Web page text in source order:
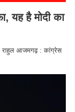
यह है मोदी का
- राहुल आजमगढ़ : कांग्रेस